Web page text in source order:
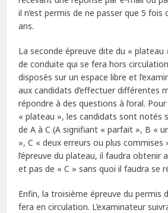
il n’est permis de ne passer que 5 fois
ans.
La seconde épreuve dite du « plateau
de conduite qui se fera hors
disposés sur un espace libre et
aux candidats d’effectuer différentes
répondre à des questions à l’oral.
« plateau », les candidats sont notés
de A à C (A signifiant « parfait », B «
», C « deux erreurs ou plus commises
l’épreuve du plateau, il faudra obtenir
et pas de « C » sans quoi il faudra se
Enfin, la troisième épreuve du permis
fera en circulation. L’examinateur